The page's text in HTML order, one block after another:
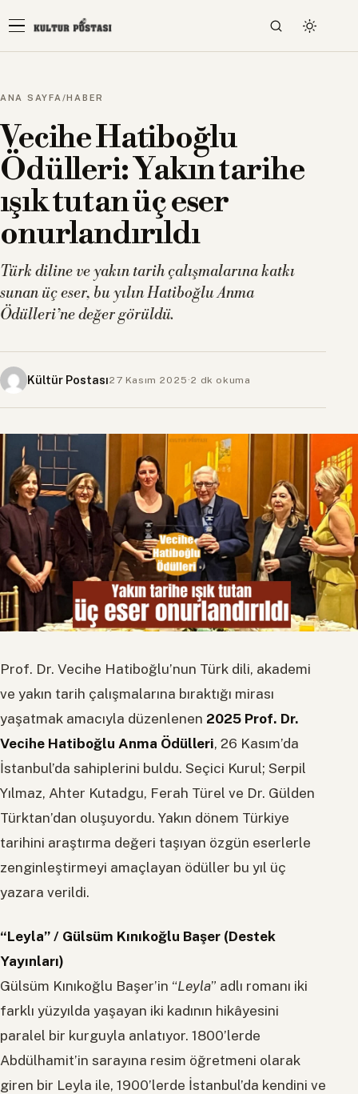
ANA SAYFA /HABER
Vecihe Hatiboğlu
Ödülleri: Yakın tarihe
ışık tutan üç eser
onurlandırıldı
Türk diline ve yakın tarih çalışmalarına katkı
sunan üç eser, bu yılın Hatiboğlu Anma
Ödülleri’ne değer görüldü.
Kültür Postası27 Kasım 2025 ·2 dk okuma
Prof. Dr. Vecihe Hatiboğlu’nun Türk dili, akademi
ve yakın tarih çalışmalarına bıraktığı mirası
yaşatmak amacıyla düzenlenen 2025 Prof. Dr.
Vecihe Hatiboğlu Anma Ödülleri, 26 Kasım’da
İstanbul’da sahiplerini buldu. Seçici Kurul; Serpil
Yılmaz, Ahter Kutadgu, Ferah Türel ve Dr. Gülden
Türktan’dan oluşuyordu. Yakın dönem Türkiye
tarihini araştırma değeri taşıyan özgün eserlerle
zenginleştirmeyi amaçlayan ödüller bu yıl üç
yazara verildi.
“Leyla” / Gülsüm Kınıkoğlu Başer (Destek
Yayınları)
Gülsüm Kınıkoğlu Başer’in “Leyla” adlı romanı iki
farklı yüzyılda yaşayan iki kadının hikâyesini
paralel bir kurguyla anlatıyor. 1800’lerde
Abdülhamit’in sarayına resim öğretmeni olarak
giren bir Leyla ile, 1900’lerde İstanbul’da kendini ve